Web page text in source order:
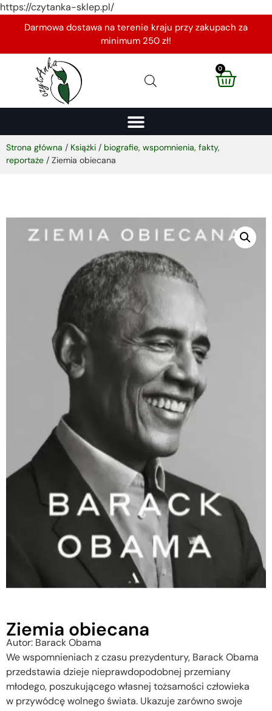
https://czytanka-sklep.pl/
Darmowa dostawa na terenie kraju przy zakupach za
minimum 250 zł!
0
Strona główna / Książki / biografie, wspomnienia, fakty,
reportaże / Ziemia obiecana
Ziemia obiecana
Autor: Barack Obama
We wspomnieniach z czasu prezydentury, Barack Obama
przedstawia dzieje nieprawdopodobnej przemiany
młodego, poszukującego własnej tożsamości człowieka
w przywódcę wolnego świata. Ukazuje zarówno swoje